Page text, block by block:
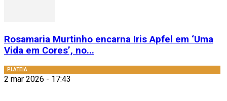
Rosamaria Murtinho encarna Iris Apfel em ‘Uma
Vida em Cores’, no...
PLATEIA
2 mar 2026 - 17:43